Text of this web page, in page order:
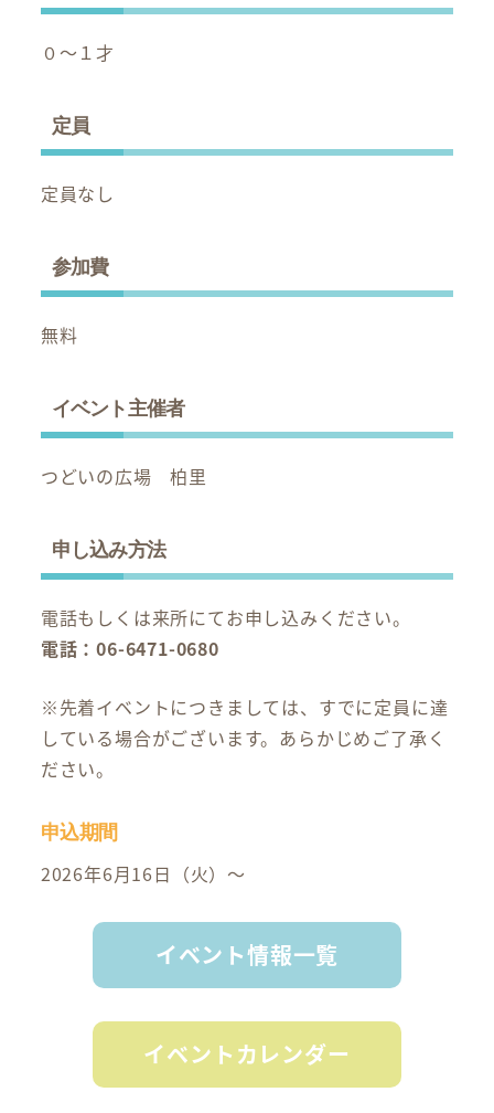
０～１才
定員
定員なし
参加費
無料
イベント主催者
つどいの広場 柏里
申し込み方法
電話もしくは来所にてお申し込みください。
電話：06-6471-0680
※先着イベントにつきましては、すでに定員に達
している場合がございます。あらかじめご了承く
ださい。
申込期間
2026年6月16日（火）～
イベント情報一覧
イベントカレンダー